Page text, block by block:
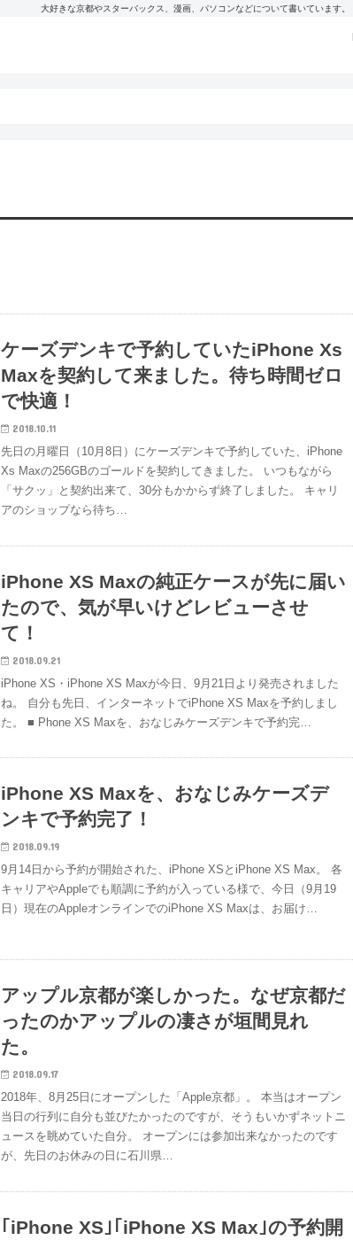
大好きな京都やスターバックス、漫画、パソコンなどについて書いています。
ケーズデンキで予約していたiPhone Xs
Maxを契約して来ました。待ち時間ゼロ
で快適！
2018.10.11
先日の月曜日（10月8日）にケーズデンキで予約していた、iPhone
Xs Maxの256GBのゴールドを契約してきました。 いつもながら
「サクッ」と契約出来て、30分もかからず終了しました。 キャリ
アのショップなら待ち…
iPhone XS Maxの純正ケースが先に届い
たので、気が早いけどレビューさせ
て！
2018.09.21
iPhone XS・iPhone XS Maxが今日、9月21日より発売されました
ね。 自分も先日、インターネットでiPhone XS Maxを予約しまし
た。 ■ Phone XS Maxを、おなじみケーズデンキで予約完…
iPhone XS Maxを、おなじみケーズデ
ンキで予約完了！
2018.09.19
9月14日から予約が開始された、iPhone XSとiPhone XS Max。 各
キャリアやAppleでも順調に予約が入っている様で、今日（9月19
日）現在のAppleオンラインでのiPhone XS Maxは、お届け…
アップル京都が楽しかった。なぜ京都だ
ったのかアップルの凄さが垣間見れ
た。
2018.09.17
2018年、8月25日にオープンした「Apple京都」。 本当はオープン
当日の行列に自分も並びたかったのですが、そうもいかずネットニ
ュースを眺めていた自分。 オープンには参加出来なかったのです
が、先日のお休みの日に石川県…
｢iPhone XS｣｢iPhone XS Max｣の予約開